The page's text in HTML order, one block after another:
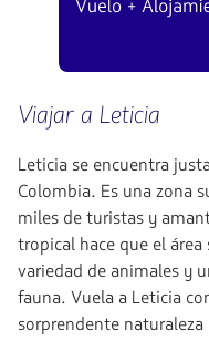
Viajar a Leticia
Leticia se encuentra
Colombia. Es una zona
miles de turistas y
tropical hace que el
variedad de animales y
fauna. Vuela a Leticia
sorprendente